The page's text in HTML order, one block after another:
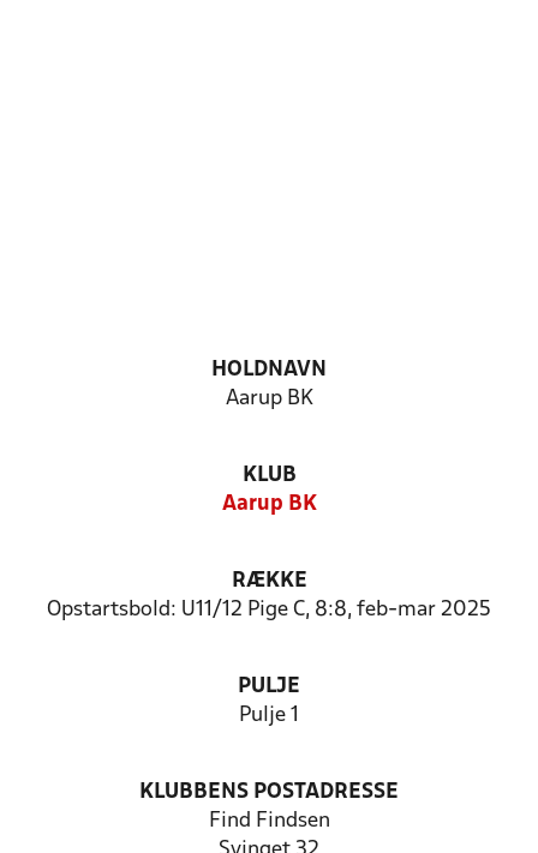
HOLDNAVN
Aarup BK
KLUB
Aarup BK
RÆKKE
Opstartsbold: U11/12 Pige C, 8:8, feb-mar 2025
PULJE
Pulje 1
KLUBBENS POSTADRESSE
Find Findsen